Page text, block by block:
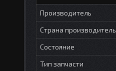
Производитель
Страна производитель
Состояние
Тип запчасти